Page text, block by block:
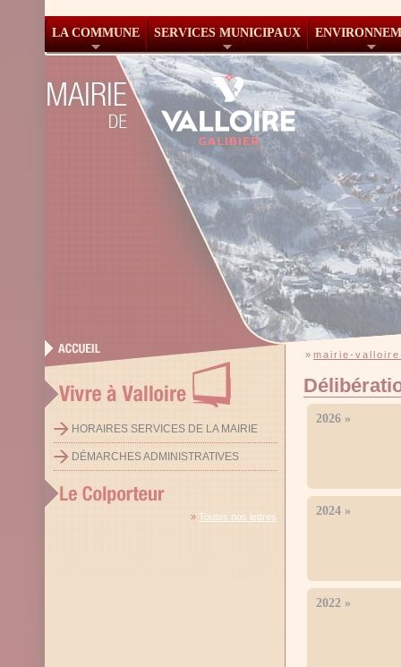
LA COMMUNE SERVICES MUNICIPAUX
HORAIRES SERVICES DE LA MAIRIE
DÉMARCHES ADMINISTRATIVES
» Toutes nos lettres
» mairie-
2026 »
2024 »
2022 »